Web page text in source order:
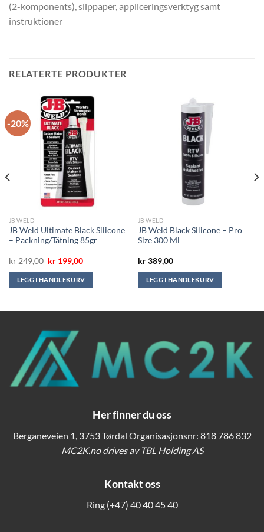
(2-komponents), slippaper, appliceringsverktyg samt
instruktioner
RELATERTE PRODUKTER
-20%
JB WELD
JB Weld Ultimate Black Silicone
– Packning/Tätning 85gr
kr249,00 Opprinnelig
var:
kr 249,00.
kr199,00Nåværende
er:
kr 199,00.
LEGG I HANDLEKURV
JB WELD
JB Weld Black Silicone – Pro
Size 300 Ml
kr389,00
LEGG I HANDLEKURV
Her finner du oss
Berganeveien 1, 3753 Tørdal Organisasjonsnr: 818 786 832
MC2K.no drives av TBL Holding AS
Kontakt oss
Ring (+47) 40 40 45 40